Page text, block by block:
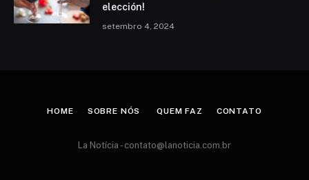
elección!
setembro 4, 2024
HOME SOBRE NÓS QUEM FAZ CONTATO
La Notícia - contato@lanoticia.com.br